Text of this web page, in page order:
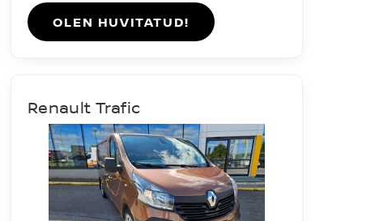
OLEN HUVITATUD!
Renault Trafic